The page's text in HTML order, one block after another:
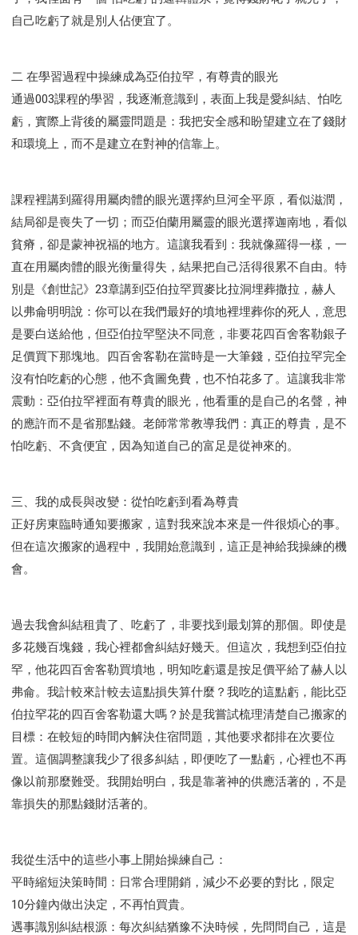
自己吃虧了就是別人佔便宜了。
二 在學習過程中操練成為亞伯拉罕，有尊貴的眼光
通過003課程的學習，我逐漸意識到，表面上我是愛糾結、怕吃
虧，實際上背後的屬靈問題是：我把安全感和盼望建立在了錢財
和環境上，而不是建立在對神的信靠上。
課程裡講到羅得用屬肉體的眼光選擇約旦河全平原，看似滋潤，
結局卻是喪失了一切；而亞伯蘭用屬靈的眼光選擇迦南地，看似
貧瘠，卻是蒙神祝福的地方。這讓我看到：我就像羅得一樣，一
直在用屬肉體的眼光衡量得失，結果把自己活得很累不自由。特
別是《創世記》23章講到亞伯拉罕買麥比拉洞埋葬撒拉，赫人
以弗侖明明說：你可以在我們最好的墳地裡埋葬你的死人，意思
是要白送給他，但亞伯拉罕堅決不同意，非要花四百舍客勒銀子
足價買下那塊地。四百舍客勒在當時是一大筆錢，亞伯拉罕完全
沒有怕吃虧的心態，他不貪圖免費，也不怕花多了。這讓我非常
震動：亞伯拉罕裡面有尊貴的眼光，他看重的是自己的名聲，神
的應許而不是省那點錢。老師常常教導我們：真正的尊貴，是不
怕吃虧、不貪便宜，因為知道自己的富足是從神來的。
三、我的成長與改變：從怕吃虧到看為尊貴
正好房東臨時通知要搬家，這對我來說本來是一件很煩心的事。
但在這次搬家的過程中，我開始意識到，這正是神給我操練的機
會。
過去我會糾結租貴了、吃虧了，非要找到最划算的那個。即使是
多花幾百塊錢，我心裡都會糾結好幾天。但這次，我想到亞伯拉
罕，他花四百舍客勒買墳地，明知吃虧還是按足價平給了赫人以
弗侖。我計較來計較去這點損失算什麼？我吃的這點虧，能比亞
伯拉罕花的四百舍客勒還大嗎？於是我嘗試梳理清楚自己搬家的
目標：在較短的時間內解決住宿問題，其他要求都排在次要位
置。這個調整讓我少了很多糾結，即便吃了一點虧，心裡也不再
像以前那麼難受。我開始明白，我是靠著神的供應活著的，不是
靠損失的那點錢財活著的。
我從生活中的這些小事上開始操練自己：
平時縮短決策時間：日常合理開銷，減少不必要的對比，限定
10分鐘內做出決定，不再怕買貴。
遇事識別糾結根源：每次糾結猶豫不決時候，先問問自己，這是